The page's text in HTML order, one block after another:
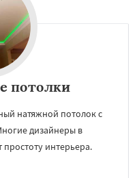
потолки
натяжной потолок с
дизайнеры в
интерьера.